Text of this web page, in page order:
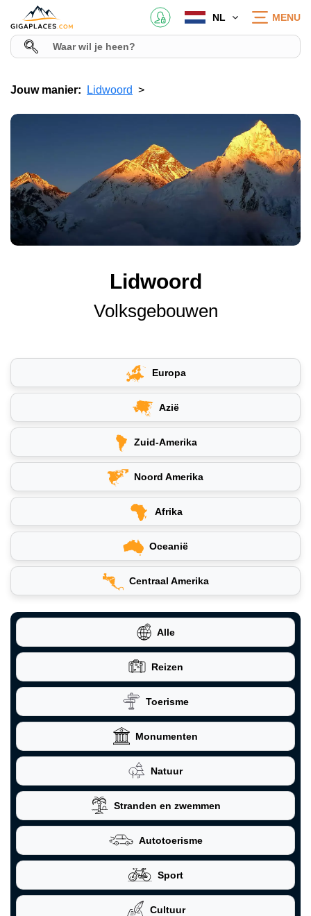
NL MENU
Jouw manier: Lidwoord
Lidwoord
Volksgebouwen
Europa
Azië
Zuid-Amerika
Noord Amerika
Afrika
Oceanië
Centraal Amerika
Alle
Reizen
Toerisme
Monumenten
Natuur
Stranden en zwemmen
Autotoerisme
Sport
Cultuur